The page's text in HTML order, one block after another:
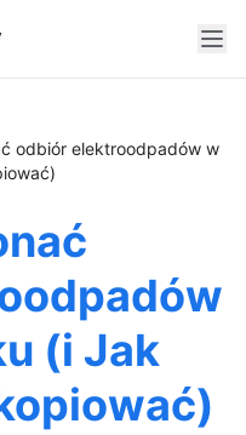
odbiór elektroodpadów w
(i Jak